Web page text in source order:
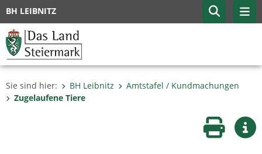
BH LEIBNITZ
Sie sind hier: BH Leibnitz
Amtstafel / Kundmachungen
Zugelaufene Tiere
Seite